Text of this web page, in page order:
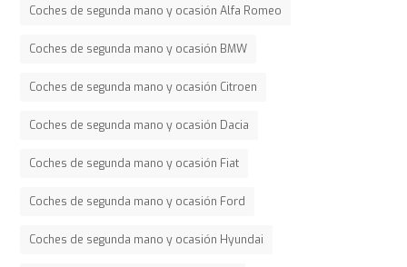
Coches de segunda mano y ocasión Alfa Romeo
Coches de segunda mano y ocasión BMW
Coches de segunda mano y ocasión Citroen
Coches de segunda mano y ocasión Dacia
Coches de segunda mano y ocasión Fiat
Coches de segunda mano y ocasión Ford
Coches de segunda mano y ocasión Hyundai